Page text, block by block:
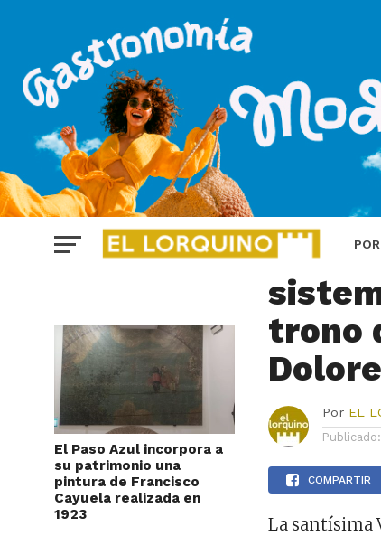
El Paso Azul incorpora a
su patrimonio una
pintura de Francisco
Cayuela realizada en
1923
LORCA
El
trono
Por EL
Publicado:
COMPARTIR
La santísima